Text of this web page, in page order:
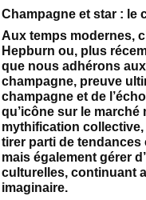
Champagne et star : le
Aux temps modernes,
Hepburn ou, plus
que nous adhérons
champagne, preuve
champagne et de
qu’icône sur le marché
mythification
tirer parti de
mais également gérer
culturelles, continuant
imaginaire.